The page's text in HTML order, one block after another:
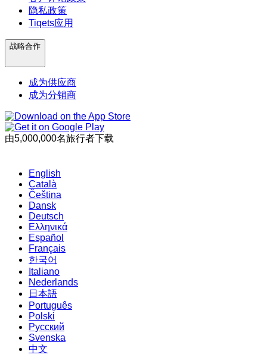
隐私政策
Tiqets应用
战略合作
成为供应商
成为分销商
由5,000,000名旅行者下载
English
Català
Čeština
Dansk
Deutsch
Ελληνικά
Español
Français
한국어
Italiano
Nederlands
日本語
Português
Polski
Русский
Svenska
中文